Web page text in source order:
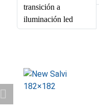
transición a
iluminación led